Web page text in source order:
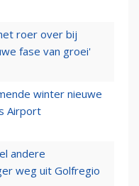
roer over bij
fase van groei'
winter nieuwe
Airport
andere
weg uit Golfregio